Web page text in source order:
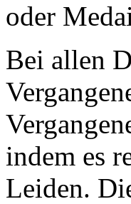
oder
Bei allen
indem es
Leiden.